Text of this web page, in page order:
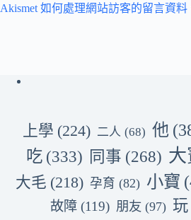
Akismet 如何處理網站訪客的留言資料
上學 (224) 二人 (68) 他
吃 (333) 同事 (268) 大
大毛 (218) 孕育 (82) 小寶
故障 (119) 朋友 (97) 玩